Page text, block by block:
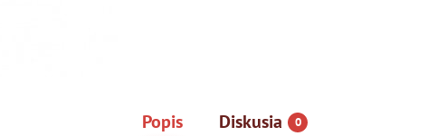
Popis Diskusia 0